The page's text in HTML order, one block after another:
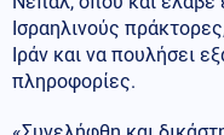
Ισραηλινούς
Ιράν και να πουλήσει
πληροφορίες.